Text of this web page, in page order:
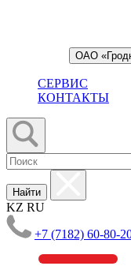
ОАО
СЕРВИС
КОНТАКТЫ
Найти
KZ RU
+7 (7182) 60-80-